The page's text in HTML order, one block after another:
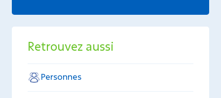
Retrouvez aussi
Personnes